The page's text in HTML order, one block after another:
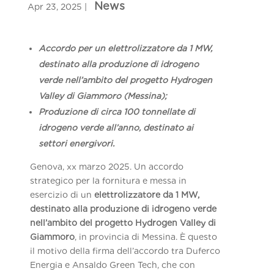
Accordo per un elettrolizzatore da 1 MW,
destinato alla produzione di idrogeno
verde nell’ambito del progetto Hydrogen
Valley di Giammoro (Messina);
Produzione di circa 100 tonnellate di
idrogeno verde all’anno, destinato ai
settori energivori.
Genova, xx marzo 2025. Un accordo
strategico per la fornitura e messa in
esercizio di unelettrolizzatore da 1 MW,
destinato alla produzione di idrogeno verde
nell’ambito del progetto Hydrogen Valley di
Giammoro, in provincia di Messina. È questo
il motivo della firma dell’accordo tra Duferco
Energia e Ansaldo Green Tech, che con